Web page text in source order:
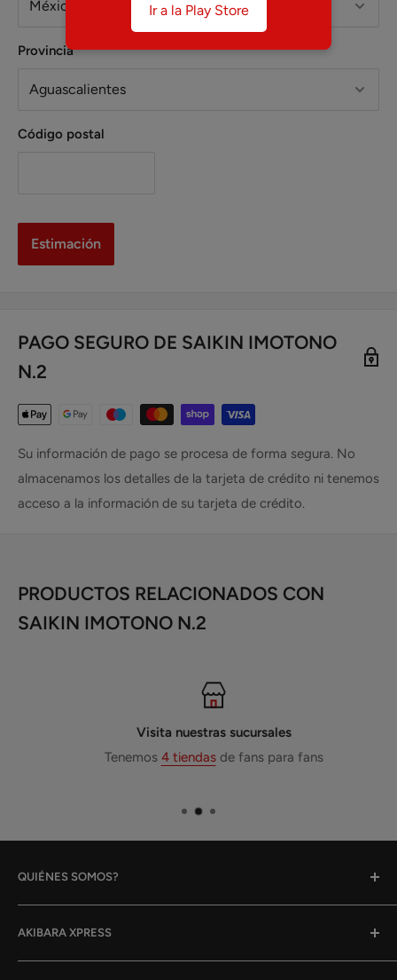
Provincia
Código postal
Estimación
PAGO SEGURO DE SAIKIN IMOTONO
N.2
Su información de pago se procesa de forma segura. No
almacenamos los detalles de la tarjeta de crédito ni tenemos
acceso a la información de su tarjeta de crédito.
PRODUCTOS RELACIONADOS CON
SAIKIN IMOTONO N.2
Ir a la Play Store
Visita nuestras sucursales
Tenemos4 tiendasde fans para fans
QUIÉNES SOMOS?
AKIBARA XPRESS
Quiénes Somos